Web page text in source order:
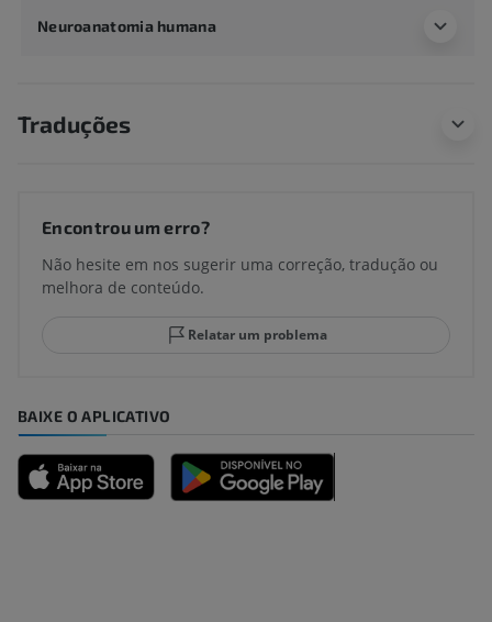
Neuroanatomia humana
Traduções
Encontrou um erro?
Não hesite em nos sugerir uma correção, tradução ou
melhora de conteúdo.
Relatar um problema
BAIXE O APLICATIVO